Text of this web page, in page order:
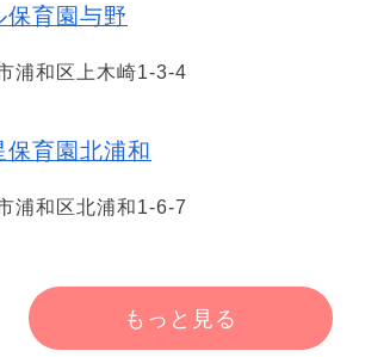
保育園与野
浦和区上木崎1-3-4
保育園北浦和
浦和区北浦和1-6-7
もっと見る